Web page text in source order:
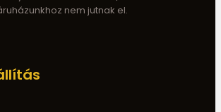
nem jutnak el.